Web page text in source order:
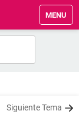
MENU
Siguiente Tema